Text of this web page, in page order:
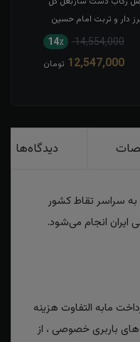
دار و تربت امام حسین
14,554,000 14٪
12,547,000 تومان
دیدگاه‌ها
سراسر تقاط کشور
انجام می‌شود.
مابه التفاوت هزینه
باربری خصوصی ، از